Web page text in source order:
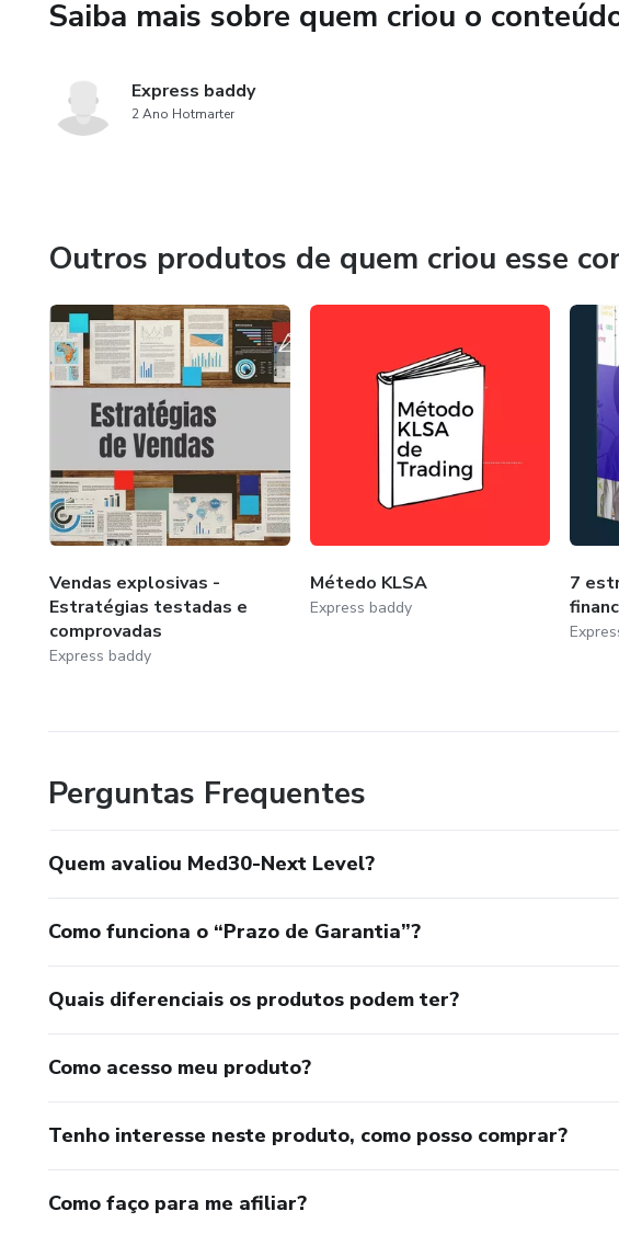
Saiba mais sobre quem criou o
Express baddy
2 Ano Hotmarter
Outros produtos de quem criou esse
Vendas explosivas -
Estratégias testadas e
comprovadas
Express baddy
Métedo KLSA
Express baddy
7
Perguntas Frequentes
Quem avaliou Med30-Next Level?
Como funciona o “Prazo de Garantia”?
Quais diferenciais os produtos podem ter?
Como acesso meu produto?
Tenho interesse neste produto, como posso comprar?
Como faço para me afiliar?